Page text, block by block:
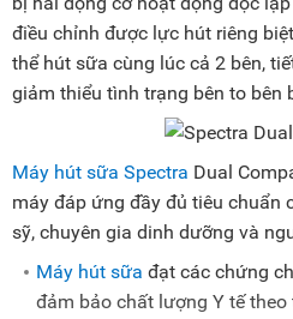
điều chỉnh được lực hút riêng
thể hút sữa cùng lúc cả 2 bên,
giảm thiểu tình trạng bên to bên
Máy hút sữa Spectra Dual
máy đáp ứng đầy đủ tiêu chuẩn
sỹ, chuyên gia dinh dưỡng và
Máy hút sữa đạt các chứng
đảm bảo chất lượng Y tế theo